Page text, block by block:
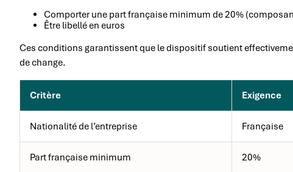
Comporter une part française minimum de 20%
Être libellé en euros
Ces conditions garantissent que le dispositif soutient
de change.
Critère Exigence
Nationalité de l’entreprise Française
Part française minimum 20%